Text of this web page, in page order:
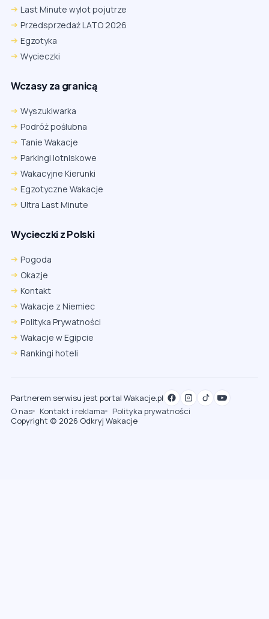
Last Minute wylot pojutrze
Przedsprzedaż LATO 2026
Egzotyka
Wycieczki
Wczasy za granicą
Wyszukiwarka
Podróż poślubna
Tanie Wakacje
Parkingi lotniskowe
Wakacyjne Kierunki
Egzotyczne Wakacje
Ultra Last Minute
Wycieczki z Polski
Pogoda
Okazje
Kontakt
Wakacje z Niemiec
Polityka Prywatności
Wakacje w Egipcie
Rankingi hoteli
Partnerem serwisu jest portal Wakacje.pl
O nas
Kontakt i reklama
Polityka prywatności
Copyright (c) 2026 Odkryj Wakacje